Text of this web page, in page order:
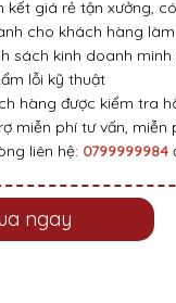
kết giá rẻ tận xưởng,
cho khách hàng làm
sách kinh doanh
lỗi kỹ thuật
hàng được kiểm tra
miễn phí tư vấn, miễn
liên hệ: 0799999984
ngay